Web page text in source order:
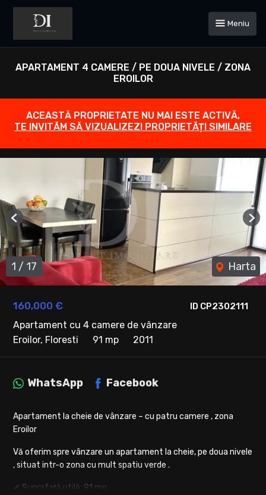
Meniu
APARTAMENT 4 CAMERE / PE DOUA NIVELE / ZONA
EROILOR
ACEASTĂ PROPRIETATE NU MAI ESTE ACTIVĂ,
TE INVITĂM SĂ VIZUALIZEZI PROPRIETĂȚI SIMILARE
ID CP2302111
160,000 €
Apartament cu 4 camere de vânzare
Eroilor, Floresti
91 mp 2011
1 / 17 Harta
Previous
WhatsApp Facebook
Apartament la cheie de vânzare – cu patru camere , zona
Eroilor
Vă oferim spre vânzare un apartament la cheie, pe doua nivele
, situat intr-o zona cu mult spatiu verde .
✔ Suprafață utilă: 91 mp